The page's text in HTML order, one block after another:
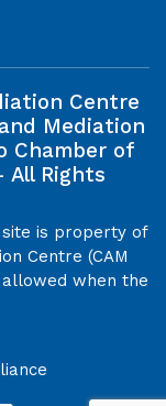
Centre
Mediation
Chamber of
All Rights
is property of
Centre (CAM
when the